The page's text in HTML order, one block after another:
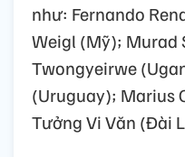
như: Fernando
Weigl (Mỹ); Murad
Twongyeirwe
(Uruguay); Marius
Tưởng Vi Văn (Đài